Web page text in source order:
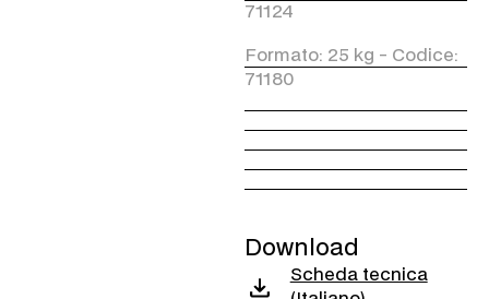
71124
Formato: 25 kg - Codice:
71180
Download
Scheda tecnica